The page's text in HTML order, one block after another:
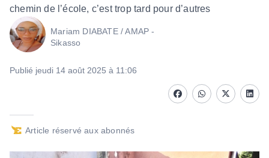
chemin de l’école, c’est trop tard pour d’autres
Mariam DIABATE / AMAP -
Sikasso
Publié jeudi 14 août 2025 à 11:06
FacebookwhatsappTwitter
Article réservé aux abonnés